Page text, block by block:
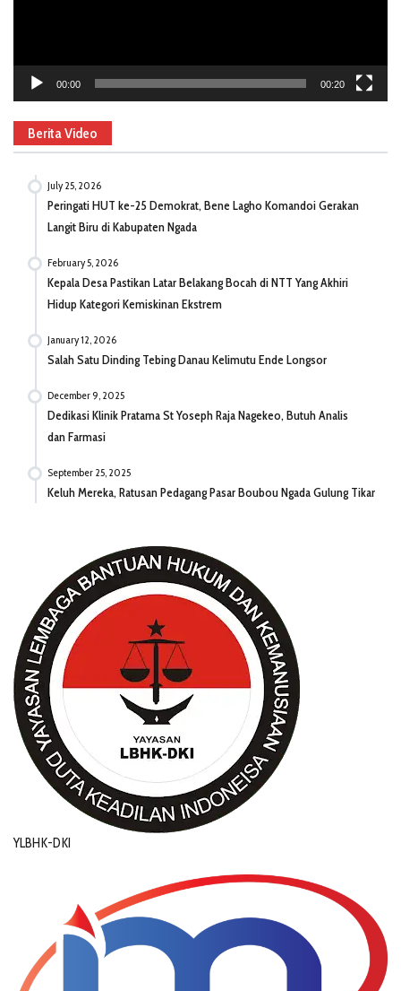
00:00 00:20
Berita Video
July 25, 2026
Peringati HUT ke-25 Demokrat, Bene Lagho Komandoi Gerakan
Langit Biru di Kabupaten Ngada
February 5, 2026
Kepala Desa Pastikan Latar Belakang Bocah di NTT Yang Akhiri
Hidup Kategori Kemiskinan Ekstrem
January 12, 2026
Salah Satu Dinding Tebing Danau Kelimutu Ende Longsor
December 9, 2025
Dedikasi Klinik Pratama St Yoseph Raja Nagekeo, Butuh Analis
dan Farmasi
September 25, 2025
Keluh Mereka, Ratusan Pedagang Pasar Boubou Ngada Gulung Tikar
YLBHK-DKI